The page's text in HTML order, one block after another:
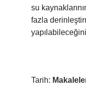
su
fazla
Tarih: